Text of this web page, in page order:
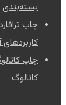
بسته‌بندی
چاپ
کاربردهای
چاپ
کاتالوگ